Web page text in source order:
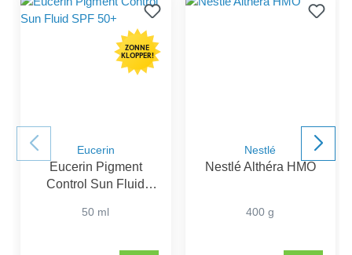
ZONNE
KLOPPER!
Eucerin
Eucerin Pigment
Control Sun Fluid
50 ml
Nestlé
Nestlé Althéra HMO
400 g